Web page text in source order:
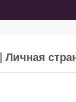
| Личная